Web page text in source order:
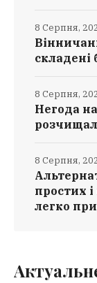
складені
8 Серпня,
Негода
8 Серпня,
простих
легко
8 Серпня,